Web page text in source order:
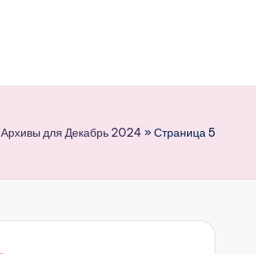
Архивы для Декабрь 2024 »Страница 5